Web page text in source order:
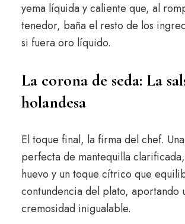
yema líquida y caliente que, al
tenedor, baña el resto de los
si fuera oro líquido.
La corona de seda: La
holandesa
El toque final, la firma del chef.
perfecta de mantequilla
huevo y un toque cítrico que
contundencia del plato, aportando
cremosidad inigualable.